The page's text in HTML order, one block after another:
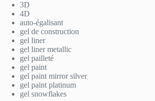
3D
4D
auto-égalisant
gel de construction
gel liner
gel liner metallic
gel pailleté
gel paint
gel paint mirror silver
gel paint platinum
gel snowflakes